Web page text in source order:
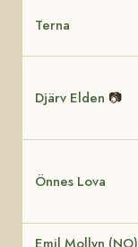
Terna
Djärv Elden 📷
Önnes Lova
Emil Mollyn (NO)